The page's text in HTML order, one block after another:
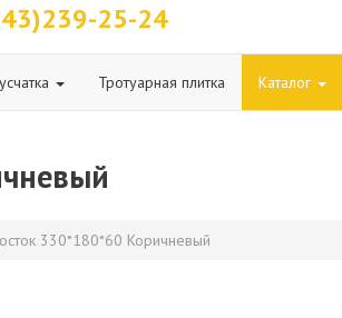
25-24
Тротуарная плитка Каталог
330*180*60 Коричневый